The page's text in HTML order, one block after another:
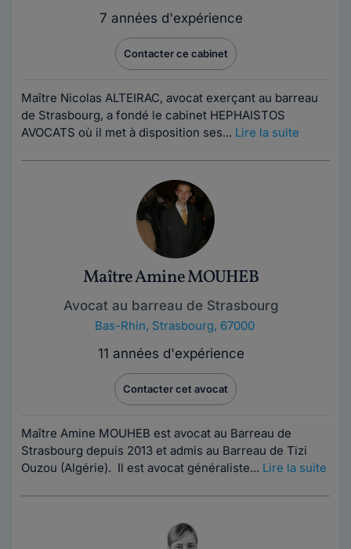
7 années d'expérience
Contacter ce cabinet
Maître Nicolas ALTEIRAC, avocat exerçant au barreau
de Strasbourg, a fondé le cabinet HEPHAISTOS
AVOCATS où il met à disposition ses... Lire la suite
Maître Amine MOUHEB
Avocat au barreau de Strasbourg
Bas-Rhin, Strasbourg, 67000
11 années d'expérience
Contacter cet avocat
Maître Amine MOUHEB est avocat au Barreau de
Strasbourg depuis 2013 et admis au Barreau de Tizi
Ouzou (Algérie). Il est avocat généraliste... Lire la suite